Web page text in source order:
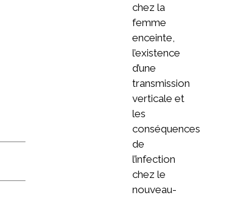
chez la
femme
enceinte,
l’existence
d’une
transmission
verticale et
les
conséquences
de
l’infection
chez le
nouveau-